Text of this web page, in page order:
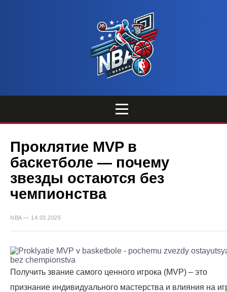
Проклятие MVP в
баскетболе — почему
звезды остаются без
чемпионства
NBA — 14.03.2025
Получить звание самого ценного игрока (MVP) – это
признание индивидуального мастерства и влияния на